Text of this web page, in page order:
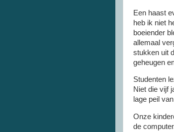
Een haast
heb ik niet
boeiender
allemaal
stukken uit
geheugen
Studenten
Niet die vijf
lage peil
Onze
de